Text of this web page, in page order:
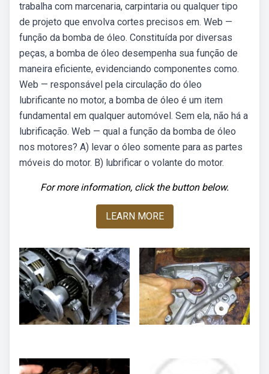
trabalha com marcenaria, carpintaria ou qualquer tipo
de projeto que envolva cortes precisos em. Web —
função da bomba de óleo. Constituída por diversas
peças, a bomba de óleo desempenha sua função de
maneira eficiente, evidenciando componentes como.
Web — responsável pela circulação do óleo
lubrificante no motor, a bomba de óleo é um item
fundamental em qualquer automóvel. Sem ela, não há a
lubrificação. Web — qual a função da bomba de óleo
nos motores? A) levar o óleo somente para as partes
móveis do motor. B) lubrificar o volante do motor.
For more information, click the button below.
LEARN MORE